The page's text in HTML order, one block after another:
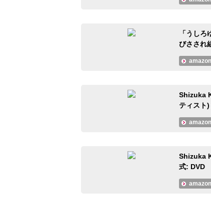
「うし
びさされ
amazon
Shizuka
ティスト
amazon
Shizuka
式: DVD
amazon